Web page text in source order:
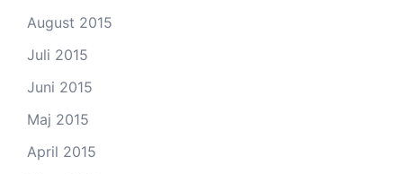
August 2015
Juli 2015
Juni 2015
Maj 2015
April 2015